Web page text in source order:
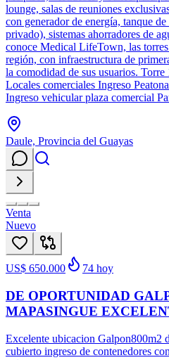
lounge, salas de reuniones
con generador de energía, tanque de
privado), sistemas ahorradores de
conoce Medical LifeTown, las
región, con infraestructura de
la comodidad de sus usuarios.
Locales comerciales Ingreso
Ingreso vehicular plaza comercial
Daule, Provincia del Guayas
Venta
Nuevo
US$ 650.000 74 hoy
DE OPORTUNIDAD
MAPASINGUE
Excelente ubicacion Galpon800m2
cubierto ingreso de contenedores